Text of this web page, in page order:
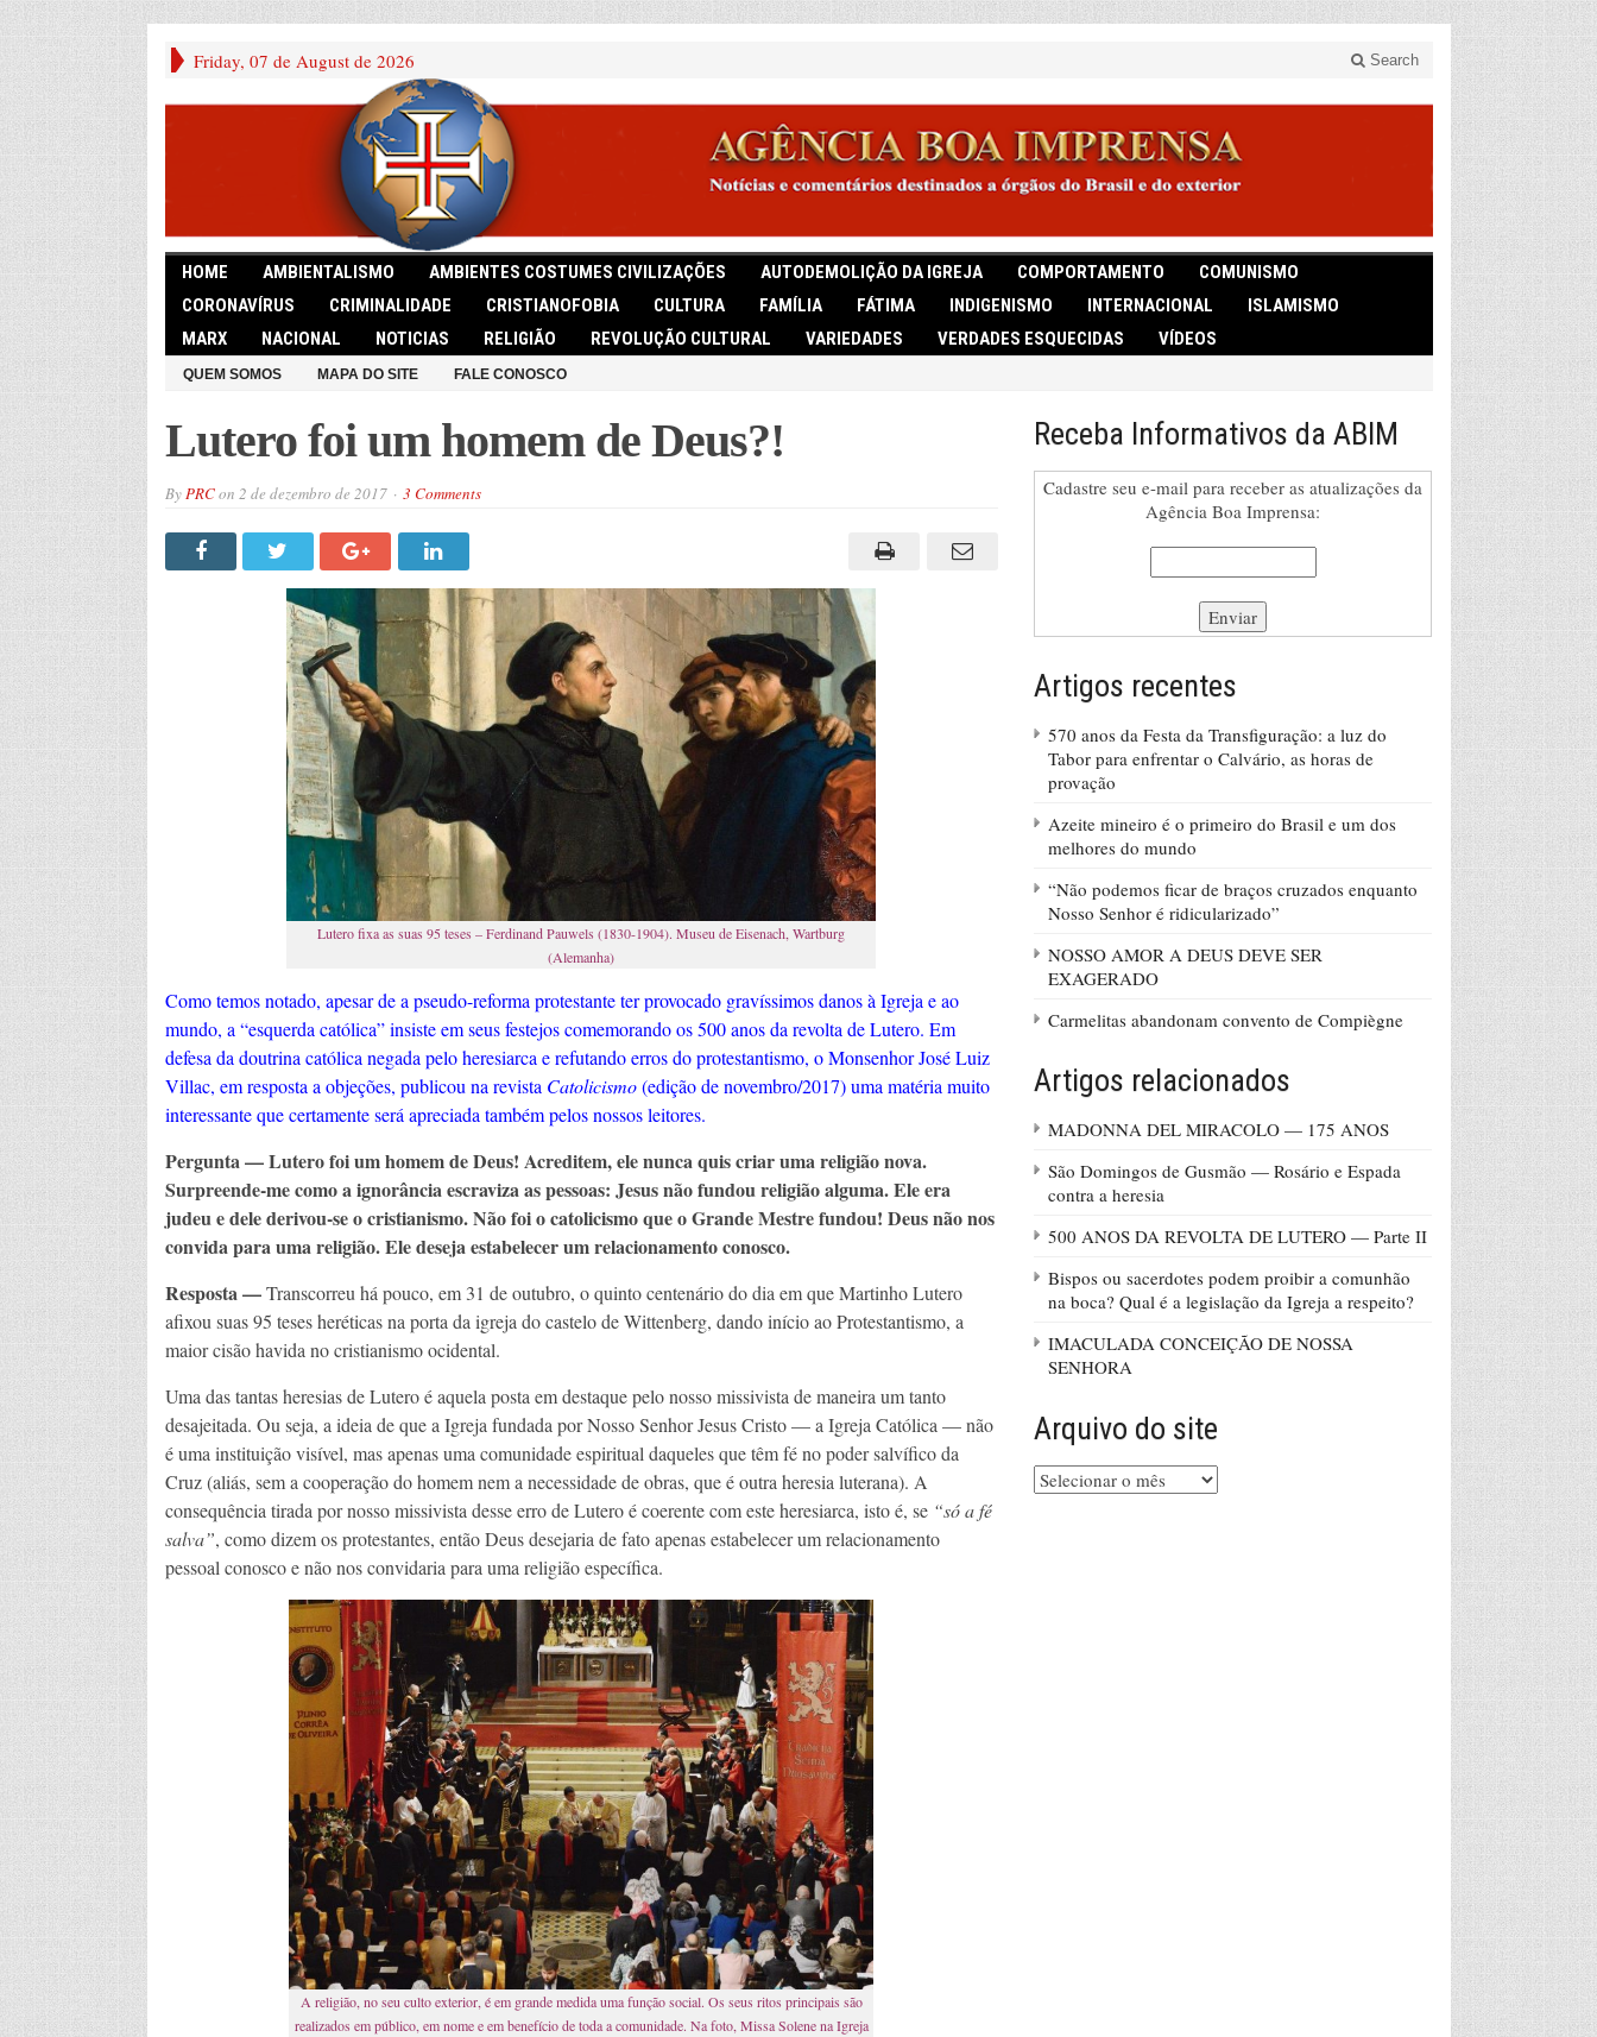
Friday, 07 de August de 2026 Search
HOME AMBIENTALISMO AMBIENTES COSTUMES CIVILIZAÇÕES AUTODEMOLIÇÃO DA IGREJA COMPORTAMENTO
COMUNISMO
CORONAVÍRUS
CRIMINALIDADE CRISTIANOFOBIA CULTURA FAMÍLIA FÁTIMA INDIGENISMO INTERNACIONAL
ISLAMISMO
MARX
NACIONAL NOTICIAS RELIGIÃO REVOLUÇÃO CULTURAL VARIEDADES VERDADES ESQUECIDAS VÍDEOS
QUEM SOMOS MAPA DO SITE FALE CONOSCO
Lutero foi um homem de Deus?!
ByPRCon 2 de dezembro de 2017 3 Comments
Lutero fixa as suas 95 teses – Ferdinand Pauwels (1830-1904). Museu de Eisenach, Wartburg
(Alemanha)
Como temos notado, apesar de a pseudo-reforma protestante ter provocado gravíssimos danos à Igreja e ao
mundo, a “esquerda católica” insiste em seus festejos comemorando os 500 anos da revolta de Lutero. Em
defesa da doutrina católica negada pelo heresiarca e refutando erros do protestantismo, o Monsenhor José Luiz
Villac, em resposta a objeções, publicou na revista Catolicismo(edição de novembro/2017) uma matéria muito
interessante que certamente será apreciada também pelos nossos leitores.
Pergunta —Lutero foi um homem de Deus! Acreditem, ele nunca quis criar uma religião nova.
Surpreende-me como a ignorância escraviza as pessoas: Jesus não fundou religião alguma. Ele era
judeu e dele derivou-se o cristianismo. Não foi o catolicismo que o Grande Mestre fundou! Deus não nos
convida para uma religião. Ele deseja estabelecer um relacionamento conosco.
Resposta —Transcorreu há pouco, em 31 de outubro, o quinto centenário do dia em que Martinho Lutero
afixou suas 95 teses heréticas na porta da igreja do castelo de Wittenberg, dando início ao Protestantismo, a
maior cisão havida no cristianismo ocidental.
Uma das tantas heresias de Lutero é aquela posta em destaque pelo nosso missivista de maneira um tanto
desajeitada. Ou seja, a ideia de que a Igreja fundada por Nosso Senhor Jesus Cristo — a Igreja Católica — não
é uma instituição visível, mas apenas uma comunidade espiritual daqueles que têm fé no poder salvífico da
Cruz (aliás, sem a cooperação do homem nem a necessidade de obras, que é outra heresia luterana). A
consequência tirada por nosso missivista desse erro de Lutero é coerente com este heresiarca, isto é, se “só a fé
salva”, como dizem os protestantes, então Deus desejaria de fato apenas estabelecer um relacionamento
pessoal conosco e não nos convidaria para uma religião específica.
A religião, no seu culto exterior, é em grande medida uma função social. Os seus ritos principais são
realizados em público, em nome e em benefício de toda a comunidade. Na foto, Missa Solene na Igreja
Receba Informativos da ABIM
Cadastre seu e-mail para receber as atualizações da
Agência Boa Imprensa:
Artigos recentes
570 anos da Festa da Transfiguração: a luz do
Tabor para enfrentar o Calvário, as horas de
provação
Azeite mineiro é o primeiro do Brasil e um dos
melhores do mundo
“Não podemos ficar de braços cruzados enquanto
Nosso Senhor é ridicularizado”
NOSSO AMOR A DEUS DEVE SER
EXAGERADO
Carmelitas abandonam convento de Compiègne
Artigos relacionados
MADONNA DEL MIRACOLO — 175 ANOS
São Domingos de Gusmão — Rosário e Espada
contra a heresia
500 ANOS DA REVOLTA DE LUTERO — Parte II
Bispos ou sacerdotes podem proibir a comunhão
na boca? Qual é a legislação da Igreja a respeito?
IMACULADA CONCEIÇÃO DE NOSSA
SENHORA
Arquivo do site
Arquivo
do